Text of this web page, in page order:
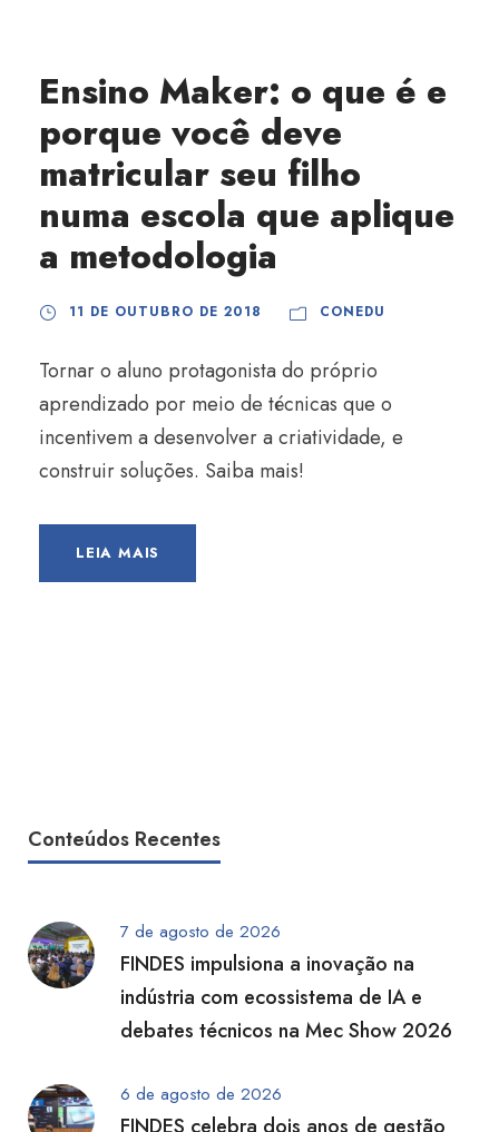
Ensino Maker: o que é e
porque você deve
matricular seu filho
numa escola que aplique
a metodologia
11 DE OUTUBRO DE 2018 CONEDU
Tornar o aluno protagonista do próprio
aprendizado por meio de técnicas que o
incentivem a desenvolver a criatividade, e
construir soluções. Saiba mais!
LEIA MAIS
Conteúdos Recentes
7 de agosto de 2026
FINDES impulsiona a inovação na
indústria com ecossistema de IA e
debates técnicos na Mec Show 2026
6 de agosto de 2026